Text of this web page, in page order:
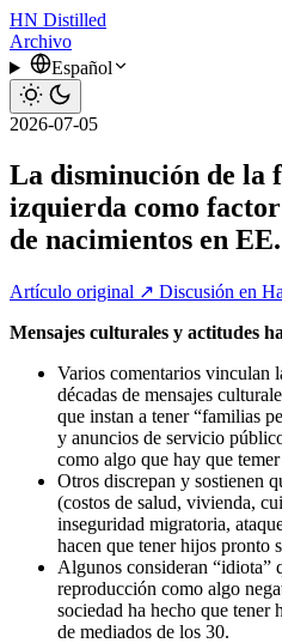
HN Distilled
Archivo
Español
2026-07-05
La disminución de la
izquierda como factor
de nacimientos en
Artículo original ↗ Discusión en
Mensajes culturales y actitudes
Varios comentarios vinculan
décadas de mensajes
que instan a tener “familias
y anuncios de servicio
como algo que hay que
Otros discrepan y sostienen
(costos de salud, vivienda,
inseguridad migratoria,
hacen que tener hijos pronto
Algunos consideran “idiota”
reproducción como algo
sociedad ha hecho que tener
de mediados de los 30.